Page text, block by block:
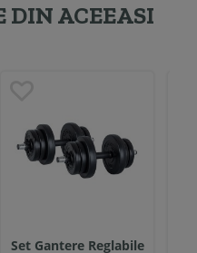
DIN ACEEASI
Set Gantere Reglabile